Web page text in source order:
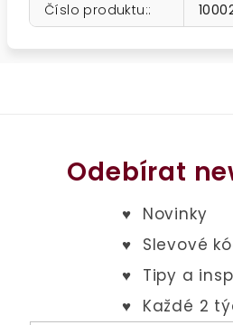
Číslo produktu::
Odebírat